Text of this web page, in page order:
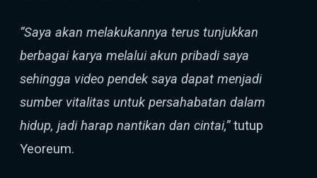
“Saya akan melakukannya terus tunjukkan
berbagai karya melalui akun pribadi saya
sehingga video pendek saya dapat menjadi
sumber vitalitas untuk persahabatan dalam
hidup, jadi harap nantikan dan cintai,”tutup
Yeoreum.